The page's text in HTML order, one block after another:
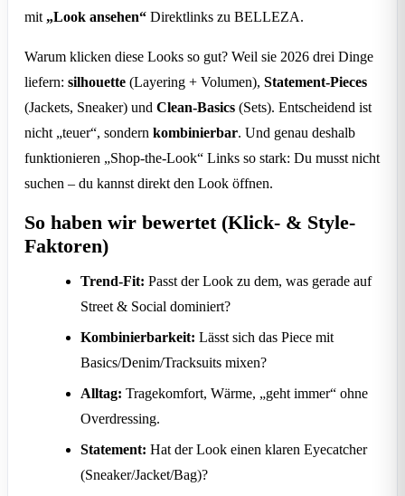
mit „Look ansehen“ Direktlinks zu BELLEZA.
Warum klicken diese Looks so gut? Weil sie 2026 drei Dinge
liefern: silhouette (Layering + Volumen), Statement-Pieces
(Jackets, Sneaker) und Clean-Basics (Sets). Entscheidend ist
nicht „teuer“, sondern kombinierbar. Und genau deshalb
funktionieren „Shop-the-Look“ Links so stark: Du musst nicht
suchen – du kannst direkt den Look öffnen.
So haben wir bewertet (Klick- & Style-
Faktoren)
Trend-Fit: Passt der Look zu dem, was gerade auf
Street & Social dominiert?
Kombinierbarkeit: Lässt sich das Piece mit
Basics/Denim/Tracksuits mixen?
Alltag: Tragekomfort, Wärme, „geht immer“ ohne
Overdressing.
Statement: Hat der Look einen klaren Eyecatcher
(Sneaker/Jacket/Bag)?